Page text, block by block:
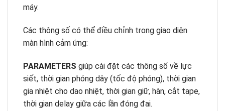
máy.
Các thông số có thể điều chỉnh trong giao diện
màn hình cảm ứng:
PARAMETERS giúp cài đặt các thông số về lực
siết, thời gian phóng dây (tốc độ phóng), thời gian
gia nhiệt cho dao nhiệt, thời gian giữ, hàn, cắt tape,
thời gian delay giữa các lần đóng đai.